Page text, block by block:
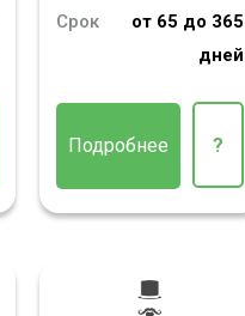
Срок
от 65 до 365
дней
Подробнее ?